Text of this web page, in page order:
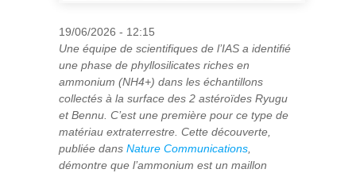
19/06/2026 - 12:15
Une équipe de scientifiques de l’IAS a identifié
une phase de phyllosilicates riches en
ammonium (NH4+) dans les échantillons
collectés à la surface des 2 astéroïdes Ryugu
et Bennu. C’est une première pour ce type de
matériau extraterrestre. Cette découverte,
publiée dans Nature Communications,
démontre que l’ammonium est un maillon